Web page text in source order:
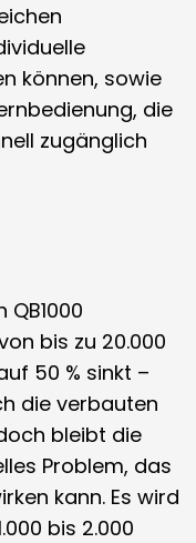
können, sowie
die
zugänglich
bis zu 20.000
50 % sinkt –
die verbauten
bleibt die
Problem, das
kann. Es wird
bis 2.000